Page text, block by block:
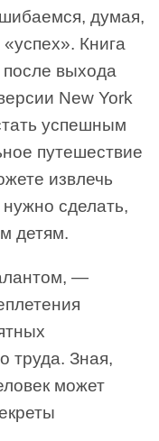
думая,
Книга
выхода
New York
успешным
путешествие
извлечь
сделать,
детям.
—
труда. Зная,
может